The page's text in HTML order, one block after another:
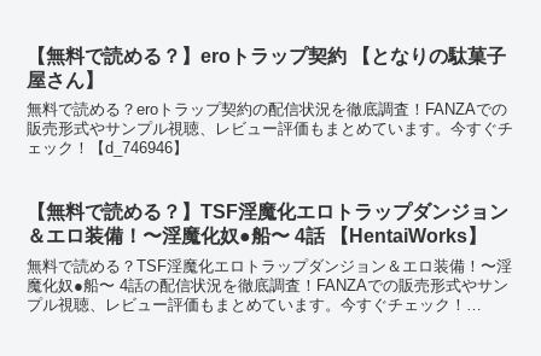
【無料で読める？】eroトラップ契約 【となりの駄菓子
屋さん】
無料で読める？eroトラップ契約の配信状況を徹底調査！FANZAでの
販売形式やサンプル視聴、レビュー評価もまとめています。今すぐチ
ェック！【d_746946】
【無料で読める？】TSF淫魔化エロトラップダンジョン
＆エロ装備！〜淫魔化奴●船〜 4話 【HentaiWorks】
無料で読める？TSF淫魔化エロトラップダンジョン＆エロ装備！〜淫
魔化奴●船〜 4話の配信状況を徹底調査！FANZAでの販売形式やサン
プル視聴、レビュー評価もまとめています。今すぐチェック！